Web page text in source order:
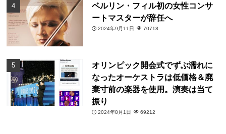
ベルリン・フィル初の女性コンサ
ートマスターが辞任へ
2024年9月11日 70718
オリンピック開会式でずぶ濡れに
なったオーケストラは低価格＆廃
棄寸前の楽器を使用。演奏は当て
振り
2024年8月1日 69212